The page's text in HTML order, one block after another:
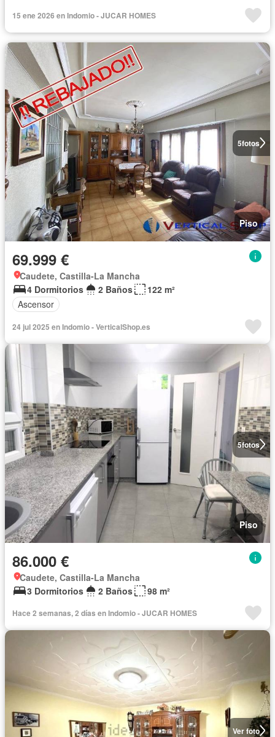
15 ene 2026 en Indomio - JUCAR HOMES
5fotos
Piso
69.999 €
Caudete, Castilla-La Mancha
4 Dormitorios
2 Baños
122 m²
Ascensor
24 jul 2025 en Indomio - VerticalShop.es
5fotos
Piso
86.000 €
Caudete, Castilla-La Mancha
3 Dormitorios
2 Baños 98 m²
Hace 2 semanas, 2 días en Indomio - JUCAR HOMES
Ver foto